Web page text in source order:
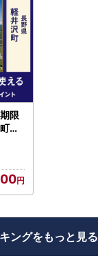
限
ふ
ングをもっと見る